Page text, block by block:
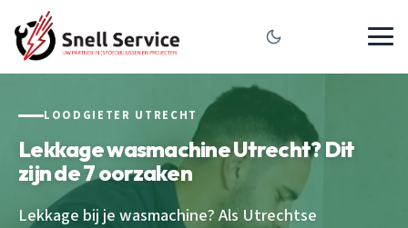
LOODGIETER UTRECHT
Lekkage wasmachine Utrecht? Dit
zijn de 7 oorzaken
Lekkage bij je wasmachine? Als Utrechtse